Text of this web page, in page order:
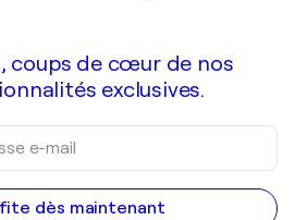
coups de cœur de nos
exclusives.
dès maintenant